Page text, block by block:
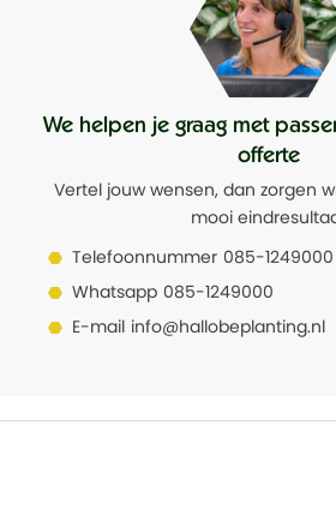
We helpen je graag met
offerte
Vertel jouw wensen, dan zorgen
mooi
Telefoonnummer 085-1249000
Whatsapp 085-1249000
E-mail info@hallobeplanting.nl